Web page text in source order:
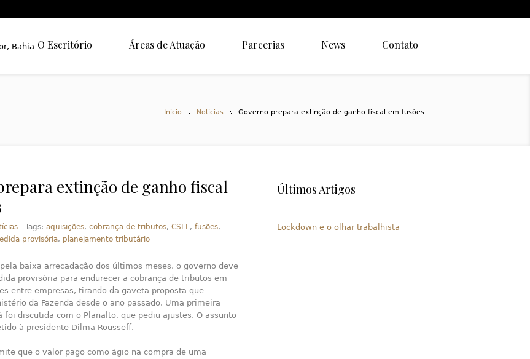
O Escritório Áreas de Atuação Parcerias News Contato
Início Notícias Governo prepara extinção de ganho fiscal em fusões
extinção de ganho fiscal
Tags: aquisições, cobrança de tributos, CSLL, fusões,
provisória, planejamento tributário
baixa arrecadação dos últimos meses, o governo deve
provisória para endurecer a cobrança de tributos em
entre empresas, tirando da gaveta proposta que
da Fazenda desde o ano passado. Uma primeira
foi discutida com o Planalto, que pediu ajustes. O assunto
à presidente Dilma Rousseff.
que o valor pago como ágio na compra de uma
Últimos Artigos
Lockdown e o olhar trabalhista